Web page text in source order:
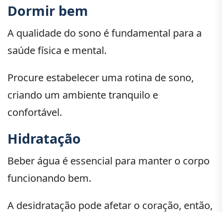
Dormir bem
A qualidade do sono é fundamental para a
saúde física e mental.
Procure estabelecer uma rotina de sono,
criando um ambiente tranquilo e
confortável.
Hidratação
Beber água é essencial para manter o corpo
funcionando bem.
A desidratação pode afetar o coração, então,